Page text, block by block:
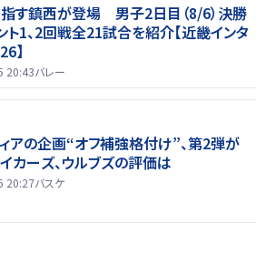
す鎮西が登場 男子2日目（8/6）決勝
ト1、2回戦全21試合を紹介【近畿インタ
】
20:43バレー
アの企画“オフ補強格付け”、第2弾が
カーズ、ウルブズの評価は
20:27バスケ